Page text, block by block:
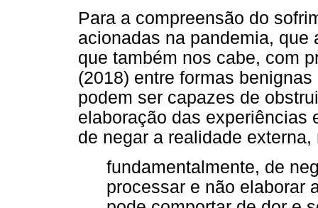
Para a compreensão do
acionadas na pandemia, que
que também nos cabe, com
(2018) entre formas
podem ser capazes de
elaboração das experiências
de negar a realidade externa,
fundamentalmente, de
processar e não elaborar